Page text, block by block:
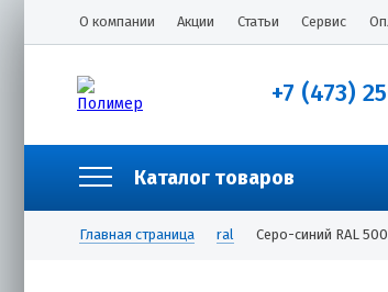
О компании Акции Статьи Сервис
+7 (473)
Каталог товаров
Главная страница ral Серо-синий RAL